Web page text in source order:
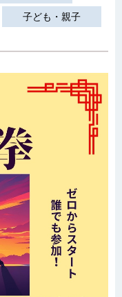
子ども・親子